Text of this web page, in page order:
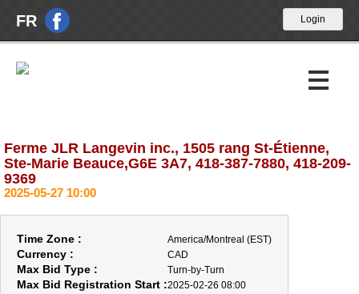
FR
Upcoming Auctions
News
Contact Us
Ferme JLR Langevin inc., 1505 rang St-Étienne,
Ste-Marie Beauce,G6E 3A7, 418-387-7880, 418-209-
9369
2025-05-27 10:00
Time Zone : America/Montreal (EST)
Currency : CAD
Max Bid Type : Turn-by-Turn
Max Bid Registration Start :2025-02-26 08:00